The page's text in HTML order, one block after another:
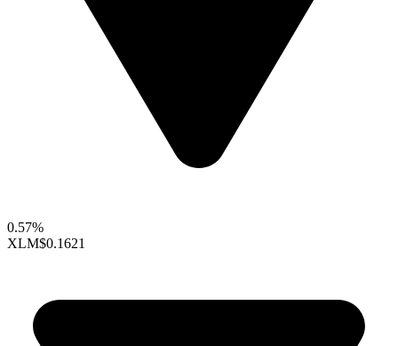
0.57%
XLM$0.1621